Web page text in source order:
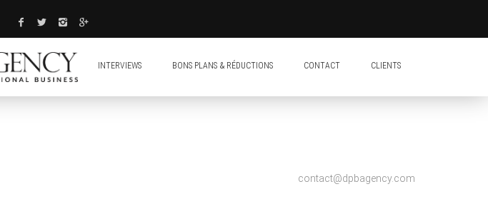
INTERVIEWS BONS PLANS & RÉDUCTIONS CONTACT CLIENTS
contact@dpbagency.com